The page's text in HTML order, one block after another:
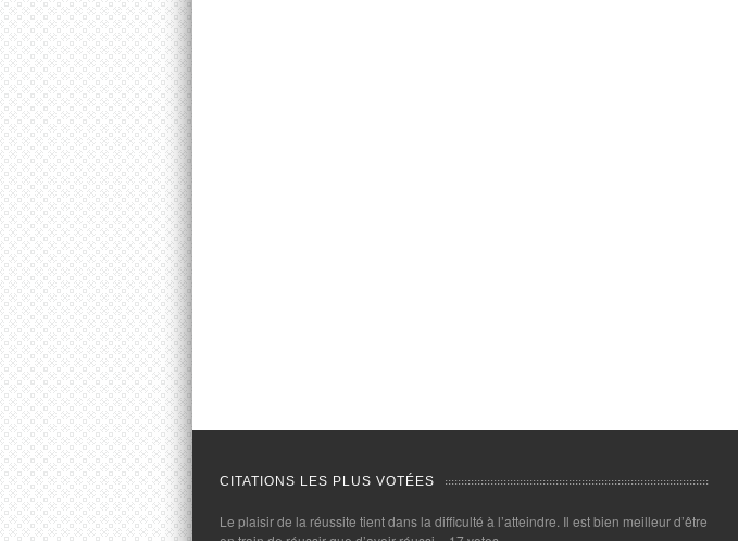
CITATIONS LES PLUS VOTÉES
Le plaisir de la réussite tient dans la difficulté à l’atteindre. Il est bien meilleur d’être